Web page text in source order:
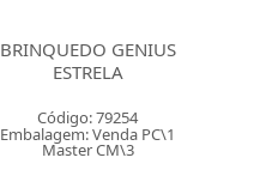
BRINQUEDO GENIUS
ESTRELA
Código: 79254
Embalagem: Venda PC\1
Master CM\3